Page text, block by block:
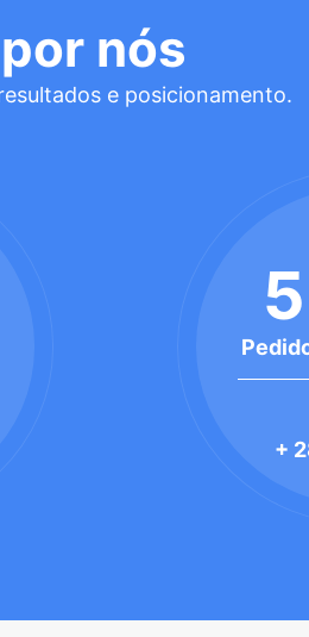
nós
e posicionamento.
5
+